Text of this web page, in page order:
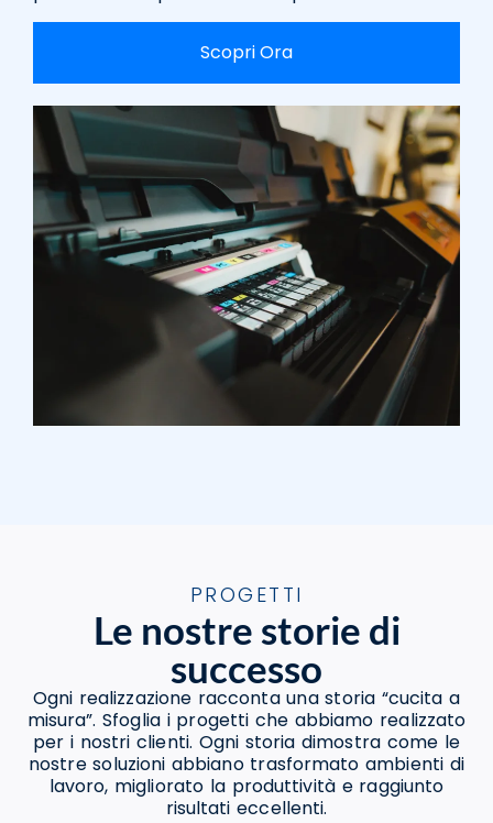
Scopri Ora
PROGETTI
Le nostre storie di
successo
Ogni realizzazione racconta una storia “cucita a
misura”. Sfoglia i progetti che abbiamo realizzato
per i nostri clienti. Ogni storia dimostra come le
nostre soluzioni abbiano trasformato ambienti di
lavoro, migliorato la produttività e raggiunto
risultati eccellenti.